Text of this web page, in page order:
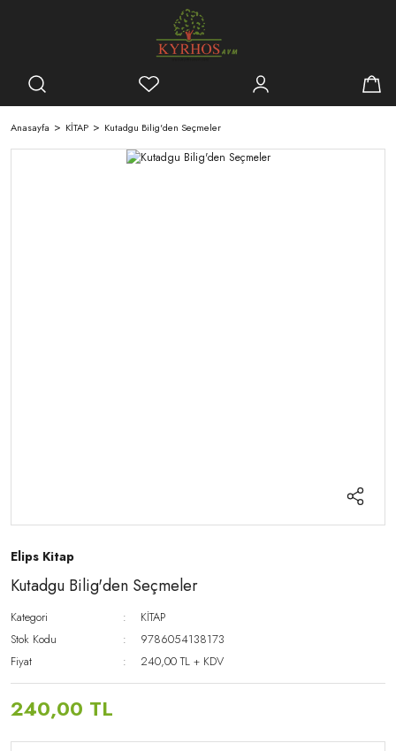
Anasayfa KİTAP Kutadgu Bilig'den Seçmeler
Elips Kitap
Kutadgu Bilig'den Seçmeler
Kategori
KİTAP
Stok Kodu
9786054138173
Fiyat
240,00 TL + KDV
240,00 TL